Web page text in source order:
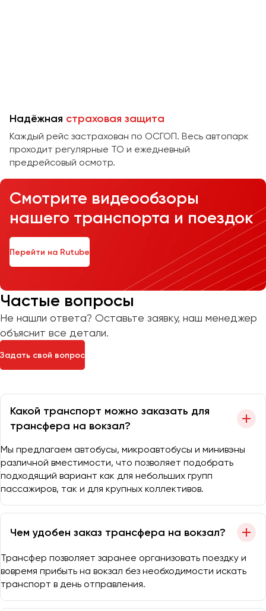
Надёжная страховая защита
Каждый рейс застрахован по ОСГОП. Весь автопарк
проходит регулярные ТО и ежедневный
предрейсовый осмотр.
Смотрите видеообзоры
нашего транспорта и поездок
Перейти на Rutube
Частые вопросы
Не нашли ответа? Оставьте заявку, наш менеджер
объяснит все детали.
Задать свой вопрос
Какой транспорт можно заказать для
трансфера на вокзал?
Мы предлагаем автобусы, микроавтобусы и минивэны
различной вместимости, что позволяет подобрать
подходящий вариант как для небольших групп
пассажиров, так и для крупных коллективов.
Чем удобен заказ трансфера на вокзал?
Трансфер позволяет заранее организовать поездку и
вовремя прибыть на вокзал без необходимости искать
транспорт в день отправления.